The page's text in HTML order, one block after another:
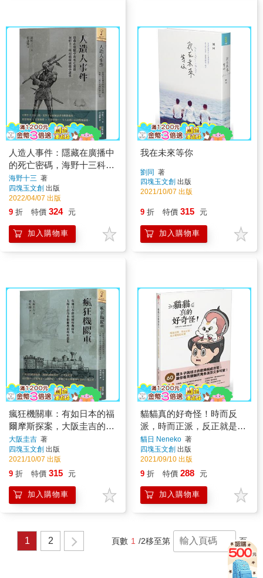
人造人事件：隱藏在廣播中
的死亡密碼，海野十三科幻
偵探短篇小說集
海野十三 著
四塊玉文創 出版
2022/04/07 出版
9 折 特價 324 元
加入購物車
我在未來等你
劉同 著
四塊玉文創 出版
2021/10/07 出版
9 折 特價 315 元
加入購物車
瘋狂機關車：有如日本的福
爾摩斯探案，大阪圭吉的本
格推理偵探短篇集
大阪圭吉 著
四塊玉文創 出版
2021/10/07 出版
9 折 特價 315 元
加入購物車
貓貓真的好奇怪！時而反
派，時而正派，反正就是很
可愛
貓日 Neneko 著
四塊玉文創 出版
2021/09/10 出版
9 折 特價 288 元
加入購物車
1 2 頁數 1 /2移至第 頁